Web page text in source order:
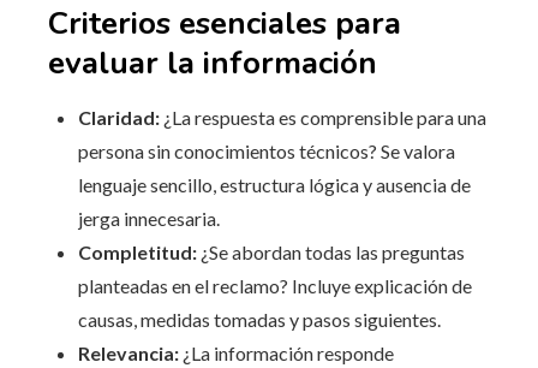
Criterios esenciales para
evaluar la información
Claridad: ¿La respuesta es comprensible para una
persona sin conocimientos técnicos? Se valora
lenguaje sencillo, estructura lógica y ausencia de
jerga innecesaria.
Completitud: ¿Se abordan todas las preguntas
planteadas en el reclamo? Incluye explicación de
causas, medidas tomadas y pasos siguientes.
Relevancia: ¿La información responde